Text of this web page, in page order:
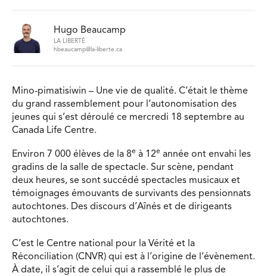
Hugo Beaucamp
LA LIBERTÉ
hbeaucamp@la-liberte.ca
Mino-pimatisiwin – Une vie de qualité. C’était le thème
du grand rassemblement pour l’autonomisation des
jeunes qui s’est déroulé ce mercredi 18 septembre au
Canada Life Centre.
Environ 7 000 élèves de la 8e à 12e année ont envahi les
gradins de la salle de spectacle. Sur scène, pendant
deux heures, se sont succédé spectacles musicaux et
témoignages émouvants de survivants des pensionnats
autochtones. Des discours d’Aînés et de dirigeants
autochtones.
C’est le Centre national pour la Vérité et la
Réconciliation (CNVR) qui est à l’origine de l’évènement.
À date, il s’agit de celui qui a rassemblé le plus de